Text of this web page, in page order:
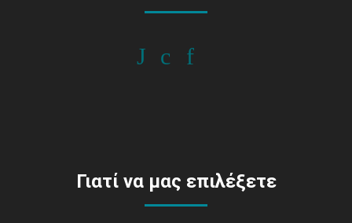
Γιατί να μας επιλέξετε